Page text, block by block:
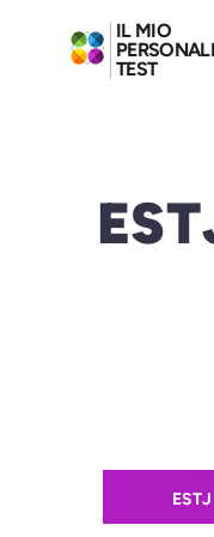
IL MIO
TEST
ESTJ